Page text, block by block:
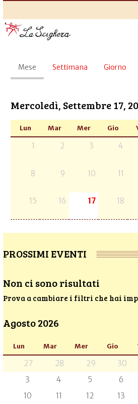
Schede
primarie
Mese (scheda
attiva)
Settimana Giorno
Mercoledì, Settembre 17,
Lun Mar Mer Gio
1 2 3 4
8 9 10 11
15 16 17 18
PROSSIMI EVENTI
Non ci sono risultati
Prova a cambiare i filtri che hai
Agosto 2026
Lun Mar Mer Gio
27 28 29 30
3
4 5 6
10
11 12 13